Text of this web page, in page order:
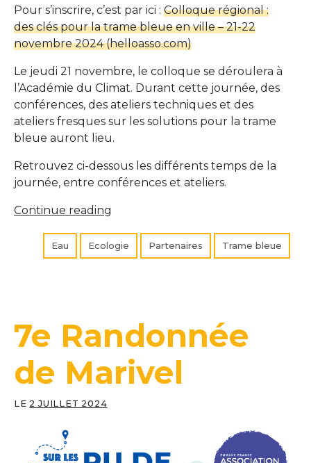
Pour s’inscrire, c’est par ici : Colloque régional :
des clés pour la trame bleue en ville – 21-22
novembre 2024 (helloasso.com)
Le jeudi 21 novembre, le colloque se déroulera à
l’Académie du Climat. Durant cette journée, des
conférences, des ateliers techniques et des
ateliers fresques sur les solutions pour la trame
bleue auront lieu.
Retrouvez ci-dessous les différents temps de la
journée, entre conférences et ateliers.
Continue reading
« Des
clés
trame
bleue
ville » «
Eau Ecologie Partenaires Trame bleue
7e Randonnée
de Marivel
LE 2 JUILLET 2024